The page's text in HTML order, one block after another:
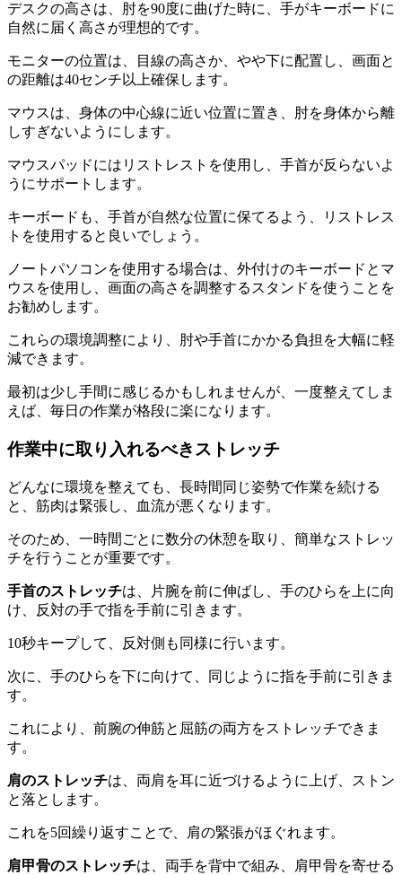
デスクの高さは、肘を90度に曲げた時に、手がキーボードに
自然に届く高さが理想的です。
モニターの位置は、目線の高さか、やや下に配置し、画面と
の距離は40センチ以上確保します。
マウスは、身体の中心線に近い位置に置き、肘を身体から離
しすぎないようにします。
マウスパッドにはリストレストを使用し、手首が反らないよ
うにサポートします。
キーボードも、手首が自然な位置に保てるよう、リストレス
トを使用すると良いでしょう。
ノートパソコンを使用する場合は、外付けのキーボードとマ
ウスを使用し、画面の高さを調整するスタンドを使うことを
お勧めします。
これらの環境調整により、肘や手首にかかる負担を大幅に軽
減できます。
最初は少し手間に感じるかもしれませんが、一度整えてしま
えば、毎日の作業が格段に楽になります。
作業中に取り入れるべきストレッチ
どんなに環境を整えても、長時間同じ姿勢で作業を続ける
と、筋肉は緊張し、血流が悪くなります。
そのため、一時間ごとに数分の休憩を取り、簡単なストレッ
チを行うことが重要です。
手首のストレッチは、片腕を前に伸ばし、手のひらを上に向
け、反対の手で指を手前に引きます。
10秒キープして、反対側も同様に行います。
次に、手のひらを下に向けて、同じように指を手前に引きま
す。
これにより、前腕の伸筋と屈筋の両方をストレッチできま
す。
肩のストレッチは、両肩を耳に近づけるように上げ、ストン
と落とします。
これを5回繰り返すことで、肩の緊張がほぐれます。
肩甲骨のストレッチは、両手を背中で組み、肩甲骨を寄せる